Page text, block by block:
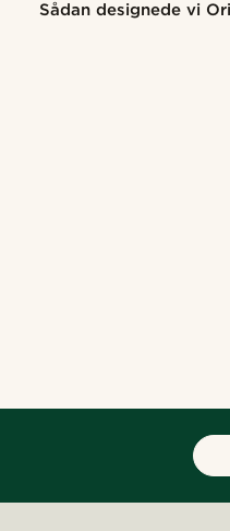
Sådan designede vi